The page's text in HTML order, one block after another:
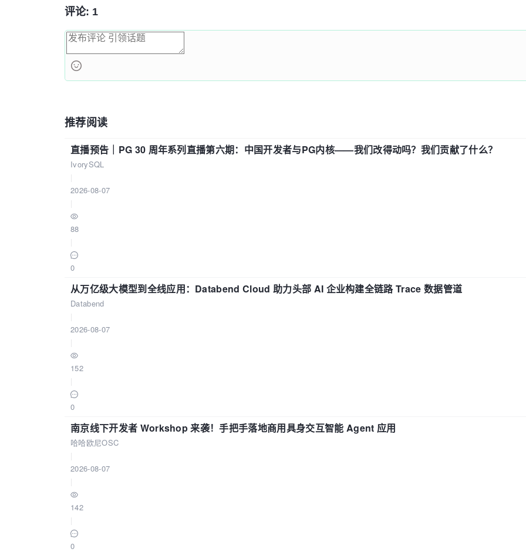
评论: 1
推荐阅读
直播预告｜PG 30 周年系列直播第六期：中国开发者与PG内核——我们改得动吗？我们贡献了什么？
IvorySQL
2026-08-07
88
0
从万亿级大模型到全线应用：Databend Cloud 助力头部 AI 企业构建全链路 Trace 数据管道
Databend
2026-08-07
152
0
南京线下开发者 Workshop 来袭！手把手落地商用具身交互智能 Agent 应用
哈哈欧尼OSC
2026-08-07
142
0